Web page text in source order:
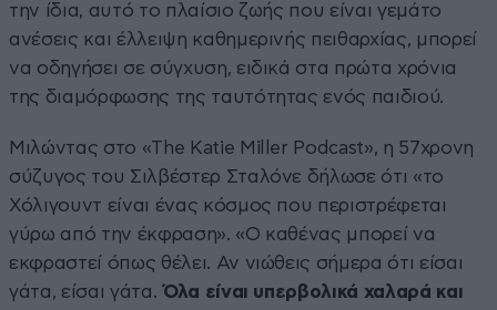
την ίδια, αυτό το πλαίσιο ζωής που είναι γεμάτο
ανέσεις και έλλειψη καθημερινής πειθαρχίας, μπορεί
να οδηγήσει σε σύγχυση, ειδικά στα πρώτα χρόνια
της διαμόρφωσης της ταυτότητας ενός παιδιού.
Μιλώντας στο «The Katie Miller Podcast», η 57χρονη
σύζυγος του Σιλβέστερ Σταλόνε δήλωσε ότι «το
Χόλιγουντ είναι ένας κόσμος που περιστρέφεται
γύρω από την έκφραση». «Ο καθένας μπορεί να
εκφραστεί όπως θέλει. Αν νιώθεις σήμερα ότι είσαι
γάτα, είσαι γάτα. Όλα είναι υπερβολικά χαλαρά και